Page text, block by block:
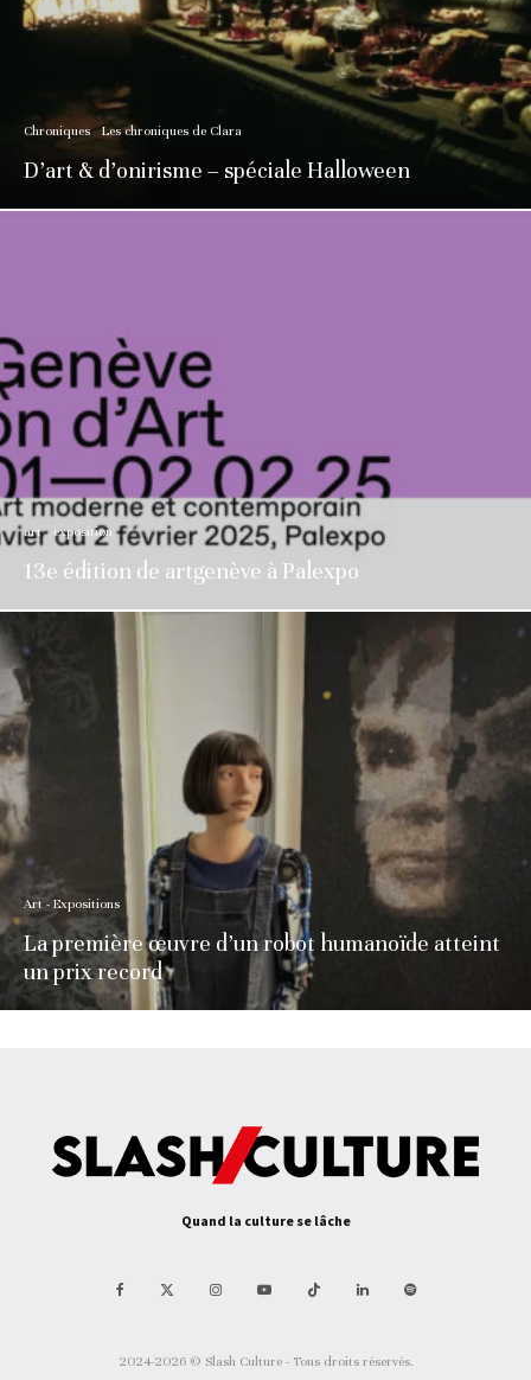
Chroniques Les chroniques de Clara
D’art & d’onirisme – spéciale Halloween
art exposition
13e édition de artgenève à Palexpo
Art - Expositions
La première œuvre d’un robot humanoïde atteint
un prix record
Quand la culture se lâche
2024-2026 © Slash Culture - Tous droits réservés.